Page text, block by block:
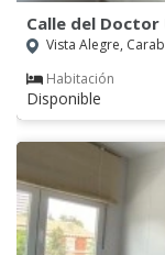
Calle del Doctor
Vista Alegre,
Habitación
Disponible